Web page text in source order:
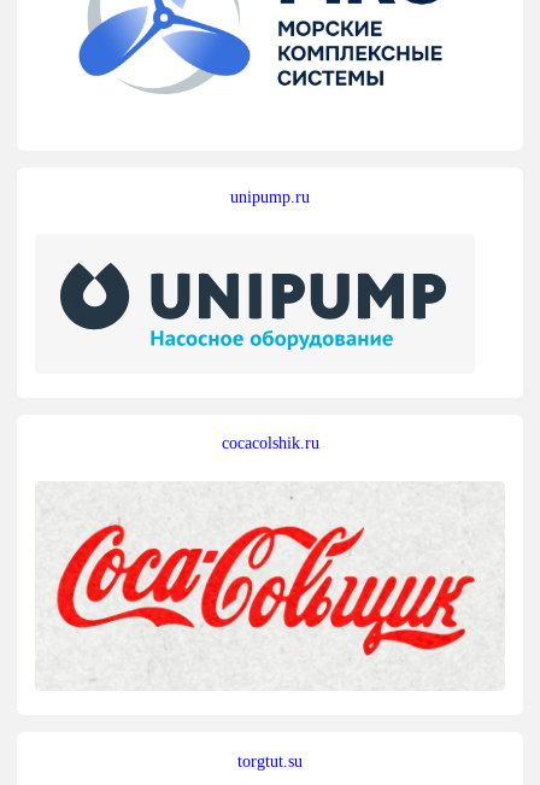
unipump.ru
cocacolshik.ru
torgtut.su